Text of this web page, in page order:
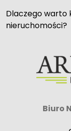
Dlaczego warto
nieruchomości?
Biuro